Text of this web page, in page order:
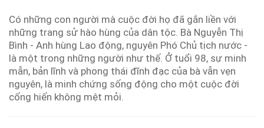
Có những con người mà cuộc đời họ đã gắn liền với
những trang sử hào hùng của dân tộc. Bà Nguyễn Thị
Bình - Anh hùng Lao động, nguyên Phó Chủ tịch nước -
là một trong những người như thế. Ở tuổi 98, sự minh
mẫn, bản lĩnh và phong thái đĩnh đạc của bà vẫn vẹn
nguyên, là minh chứng sống động cho một cuộc đời
cống hiến không mệt mỏi.